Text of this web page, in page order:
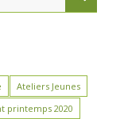
Ateliers Jeunes
printemps 2020